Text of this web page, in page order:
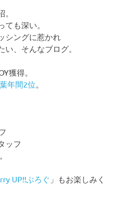
も深い。
シングに惹かれ
、そんなブログ。
獲得。
年間2位。
ッフ
UP!!ぶろぐ 」もお楽しみく